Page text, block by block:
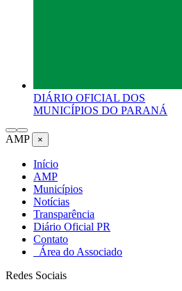
DIÁRIO OFICIAL DOS
MUNICÍPIOS DO PARANÁ
AMP ×
Início
AMP
Municípios
Notícias
Transparência
Diário Oficial PR
Contato
Área do Associado
Redes Sociais